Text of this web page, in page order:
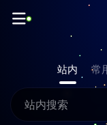
站内 常